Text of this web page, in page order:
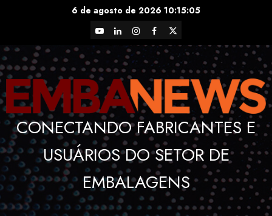
6 de agosto de 2026 10:15:05
YouTubeLinkedInInstagram
Facebook
X
CONECTANDO FABRICANTES E
USUÁRIOS DO SETOR DE
EMBALAGENS